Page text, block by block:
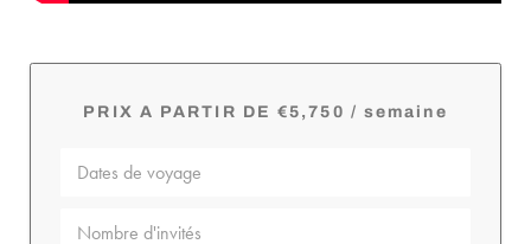
PRIX A PARTIR DE €5,750 / semaine